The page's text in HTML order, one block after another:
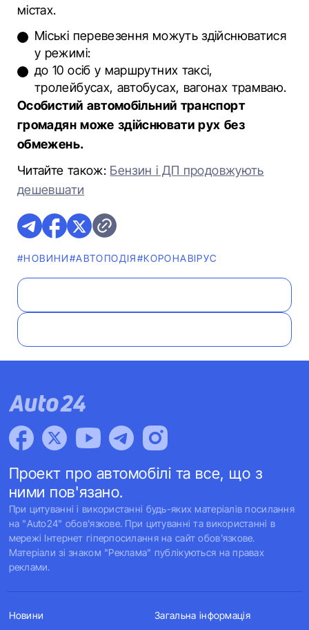
містах.
Міські перевезення можуть здійснюватися
у режимі:
до 10 осіб у маршрутних таксі,
тролейбусах, автобусах, вагонах трамваю.
Особистий автомобільний транспорт
громадян може здійснювати рух без
обмежень.
Читайте також: Бензин і ДП продовжують
дешевшати
#НОВИНИ#АВТОПОДІЯ#КОРОНАВІРУС
Проект про автомобілі та все, що з
ними пов'язано.
При цитуванні і використанні будь-яких матеріалів посилання
на "Auto24" обов'язкове. При цитуванні та використанні в
мережі Інтернет гіперпосилання на сайт обов'язкове.
Матеріали зі знаком "Реклама" публікуються на правах
реклами.
Новини Загальна інформація